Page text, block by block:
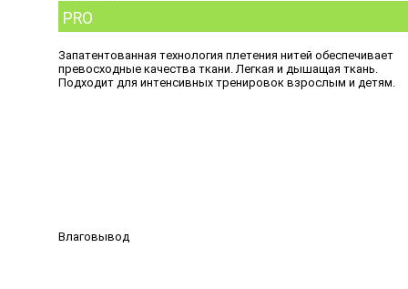
PRO
Запатентованная технология плетения нитей обеспечивает
превосходные качества ткани. Легкая и дышащая ткань.
Подходит для интенсивных тренировок взрослым и детям.
Влаговывод